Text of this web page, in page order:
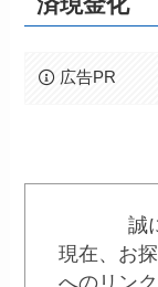
広告PR
誠
現在、お